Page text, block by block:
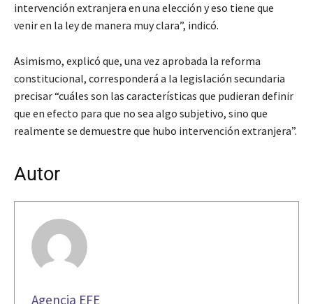
intervención extranjera en una elección y eso tiene que
venir en la ley de manera muy clara”, indicó.
Asimismo, explicó que, una vez aprobada la reforma
constitucional, corresponderá a la legislación secundaria
precisar “cuáles son las características que pudieran definir
que en efecto para que no sea algo subjetivo, sino que
realmente se demuestre que hubo intervención extranjera”.
Autor
Agencia EFE